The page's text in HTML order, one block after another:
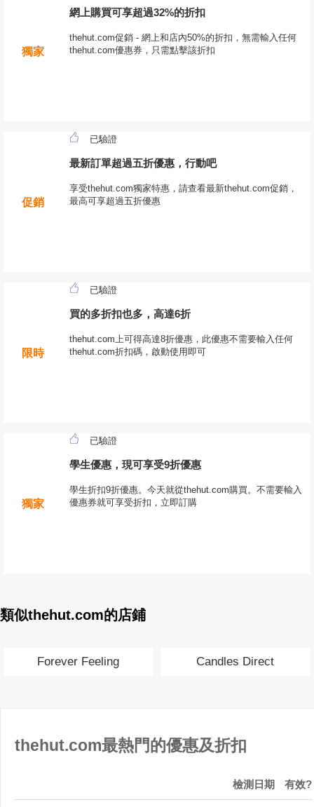
獨家
網上購買可享超過32%的折扣
thehut.com促銷 - 網上和店內50%的折扣，無需輸入任何
thehut.com優惠券，只需點擊該折扣
促銷
已驗證
最新訂單超過五折優惠，行動吧
享受thehut.com獨家特惠，請查看最新thehut.com促銷，
最高可享超過五折優惠
限時
已驗證
買的多折扣也多，高達6折
thehut.com上可得高達8折優惠，此優惠不需要輸入任何
thehut.com折扣碼，啟動使用即可
獨家
已驗證
學生優惠，現可享受9折優惠
學生折扣9折優惠。今天就從thehut.com購買。不需要輸入
優惠券就可享受折扣，立即訂購
類似thehut.com的店鋪
Forever Feeling Candles Direct
thehut.com最熱門的優惠及折扣
檢測日期 有效?